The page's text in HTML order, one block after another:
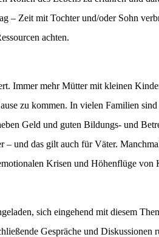
– Zeit mit Tochter und/oder Sohn
achten.
Immer mehr Mütter mit kleinen
zu kommen. In vielen Familien
Geld und guten Bildungs- und
und das gilt auch für Väter.
Krisen und Höhenflüge von
sich eingehend mit diesem
Gespräche und Diskussionen